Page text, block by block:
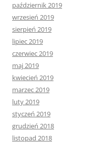
październik 2019
wrzesień 2019
sierpień 2019
lipiec 2019
czerwiec 2019
maj 2019
kwiecień 2019
marzec 2019
luty 2019
styczeń 2019
grudzień 2018
listopad 2018